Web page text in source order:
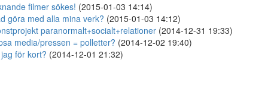
filmer sökes! (2015-01-03 14:14)
göra med alla mina verk? (2015-01-03 14:12)
paranormalt+socialt+relationer (2014-12-31 19:33)
media/pressen = polletter? (2014-12-02 19:40)
för kort? (2014-12-01 21:32)